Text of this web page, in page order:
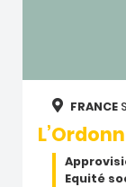
FRANCE
Equité